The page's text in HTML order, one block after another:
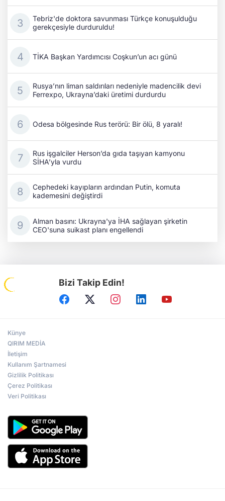
Tebriz'de doktora savunması Türkçe konuşulduğu
gerekçesiyle durduruldu!
TİKA Başkan Yardımcısı Coşkun’un acı günü
Rusya’nın liman saldırıları nedeniyle madencilik devi
Ferrexpo, Ukrayna’daki üretimi durdurdu
Odesa bölgesinde Rus terörü: Bir ölü, 8 yaralı!
Rus işgalciler Herson’da gıda taşıyan kamyonu
SİHA’yla vurdu
Cephedeki kayıpların ardından Putin, komuta
kademesini değiştirdi
Alman basını: Ukrayna'ya İHA sağlayan şirketin
CEO'suna suikast planı engellendi
Bizi Takip Edin!
Künye
QIRIM MEDİA
İletişim
Kullanım Şartnamesi
Gizlilik Politikası
Çerez Politikası
Veri Politikası